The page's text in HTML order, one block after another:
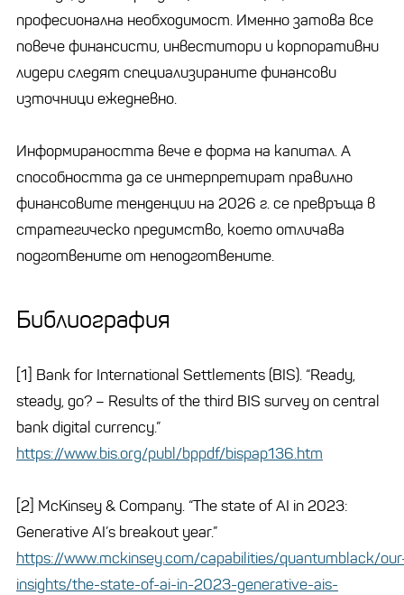
професионална необходимост. Именно затова все
повече финансисти, инвеститори и корпоративни
лидери следят специализираните финансови
източници ежедневно.
Информираността вече е форма на капитал. А
способността да се интерпретират правилно
финансовите тенденции на 2026 г. се превръща в
стратегическо предимство, което отличава
подготвените от неподготвените.
Библиография
[1] Bank for International Settlements (BIS). “Ready,
steady, go? – Results of the third BIS survey on central
bank digital currency.”
https://www.bis.org/publ/bppdf/bispap136.htm
[2] McKinsey & Company. “The state of AI in 2023:
Generative AI’s breakout year.”
https://www.mckinsey.com/capabilities/quantumblack/
insights/the-state-of-ai-in-2023-generative-ais-